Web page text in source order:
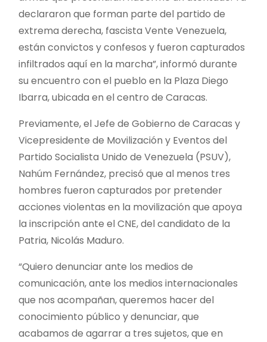
declararon que forman parte del partido de
extrema derecha, fascista Vente Venezuela,
están convictos y confesos y fueron capturados
infiltrados aquí en la marcha”, informó durante
su encuentro con el pueblo en la Plaza Diego
Ibarra, ubicada en el centro de Caracas.
Previamente, el Jefe de Gobierno de Caracas y
Vicepresidente de Movilización y Eventos del
Partido Socialista Unido de Venezuela (PSUV),
Nahúm Fernández, precisó que al menos tres
hombres fueron capturados por pretender
acciones violentas en la movilización que apoya
la inscripción ante el CNE, del candidato de la
Patria, Nicolás Maduro.
“Quiero denunciar ante los medios de
comunicación, ante los medios internacionales
que nos acompañan, queremos hacer del
conocimiento público y denunciar, que
acabamos de agarrar a tres sujetos, que en